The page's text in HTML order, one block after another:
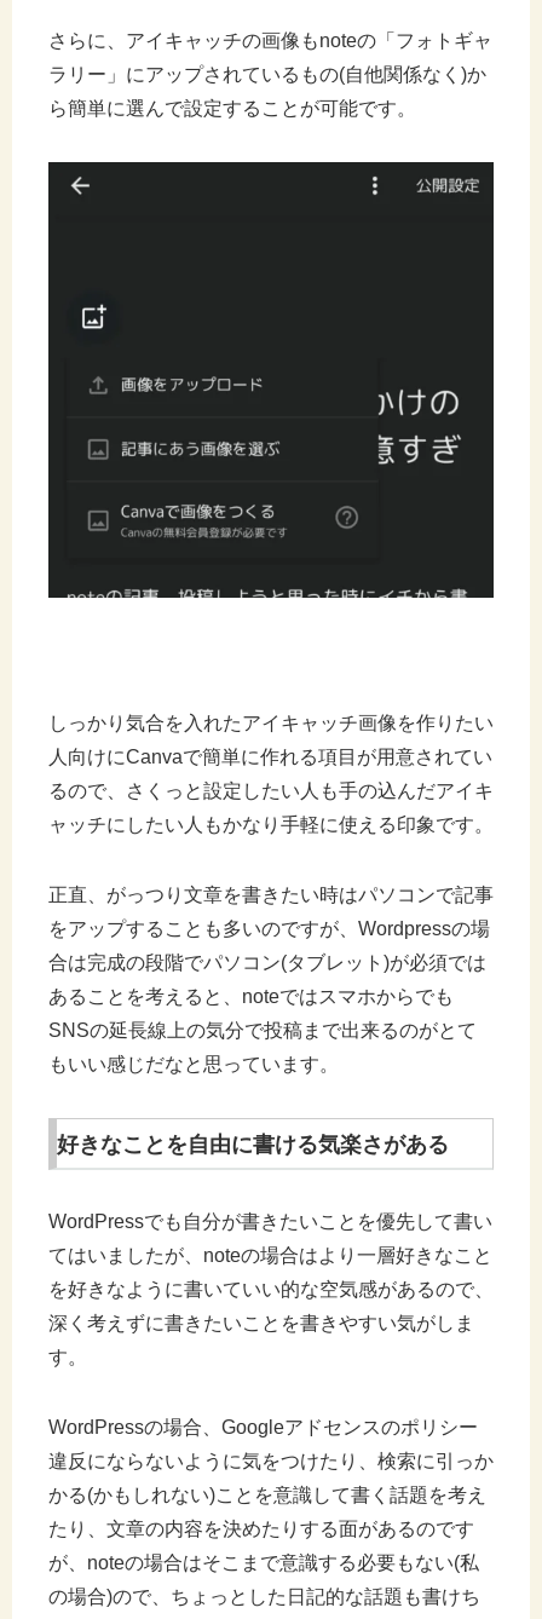
さらに、アイキャッチの画像もnoteの「フォトギャ
ラリー」にアップされているもの(自他関係なく)か
ら簡単に選んで設定することが可能です。
しっかり気合を入れたアイキャッチ画像を作りたい
人向けにCanvaで簡単に作れる項目が用意されてい
るので、さくっと設定したい人も手の込んだアイキ
ャッチにしたい人もかなり手軽に使える印象です。
正直、がっつり文章を書きたい時はパソコンで記事
をアップすることも多いのですが、Wordpressの場
合は完成の段階でパソコン(タブレット)が必須では
あることを考えると、noteではスマホからでも
SNSの延長線上の気分で投稿まで出来るのがとて
もいい感じだなと思っています。
好きなことを自由に書ける気楽さがある
WordPressでも自分が書きたいことを優先して書い
てはいましたが、noteの場合はより一層好きなこと
を好きなように書いていい的な空気感があるので、
深く考えずに書きたいことを書きやすい気がしま
す。
WordPressの場合、Googleアドセンスのポリシー
違反にならないように気をつけたり、検索に引っか
かる(かもしれない)ことを意識して書く話題を考え
たり、文章の内容を決めたりする面があるのです
が、noteの場合はそこまで意識する必要もない(私
の場合)ので、ちょっとした日記的な話題も書けち